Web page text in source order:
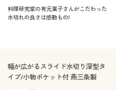
料理研究家の有元葉子さんがこだわった
水切れの良さは感動もの!
幅が広がるスライド水切り深型タ
イプ/小物ポケット付 燕三条製